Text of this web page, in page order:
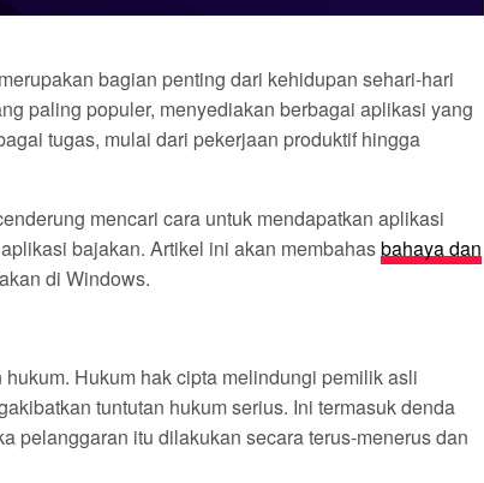
bagian penting dari kehidupan sehari-hari
paling populer, menyediakan berbagai aplikasi yang
tugas, mulai dari pekerjaan produktif hingga
mencari cara untuk mendapatkan aplikasi
bajakan. Artikel ini akan membahasbahaya dan
di Windows.
Hukum hak cipta melindungi pemilik asli
tuntutan hukum serius. Ini termasuk denda
pelanggaran itu dilakukan secara terus-menerus dan